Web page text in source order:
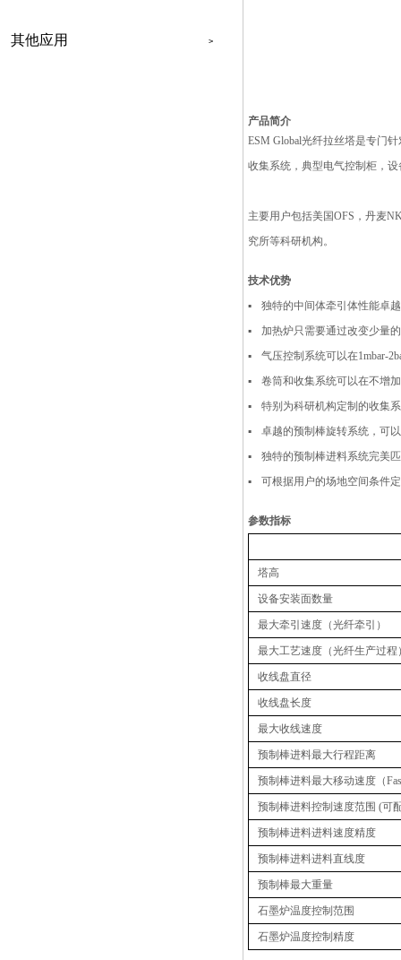
产品简介
ESM Global光纤拉丝塔是专门
收集系统，典型电气控制柜，
主要用户包括美国OFS，丹麦
究所等科研机构。
技术优势
▪独特的中间体牵引体性能卓
▪ 加热炉只需要通过改变少量
▪气压控制系统可以在1mbar-
▪卷筒和收集系统可以在不增
▪特别为科研机构定制的收集
▪卓越的预制棒旋转系统，可
▪独特的预制棒进料系统完美
▪可根据用户的场地空间条件
参数指标
塔高
设备安装面数量
最大牵引速度（光纤牵引）
最大工艺速度（光纤生产过程
收线盘直径
收线盘长度
最大收线速度
预制棒进料最大行程距离
预制棒进料最大移动速度（
预制棒进料控制速度范围 (可
预制棒进料进料速度精度
预制棒进料进料直线度
预制棒最大重量
石墨炉温度控制范围
石墨炉温度控制精度
其他应用 >
推荐产品